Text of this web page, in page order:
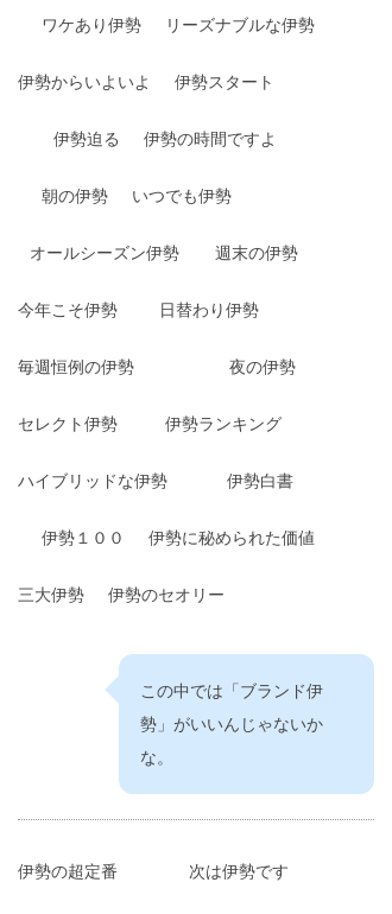
ワケあり伊勢 リーズナブルな伊勢
伊勢からいよいよ 伊勢スタート
伊勢迫る 伊勢の時間ですよ
朝の伊勢 いつでも伊勢
オールシーズン伊勢 週末の伊勢
今年こそ伊勢 日替わり伊勢
毎週恒例の伊勢 夜の伊勢
セレクト伊勢 伊勢ランキング
ハイブリッドな伊勢 伊勢白書
伊勢１００ 伊勢に秘められた価値
三大伊勢 伊勢のセオリー
この中では「ブランド伊
勢」がいいんじゃないか
な。
伊勢の超定番 次は伊勢です